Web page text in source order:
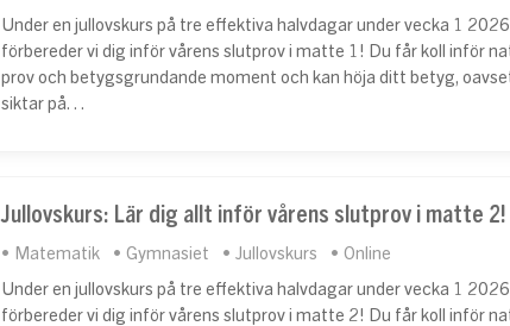
Under en jullovskurs på tre effektiva halvdagar under vecka 1 2026
förbereder vi dig inför vårens slutprov i matte 1! Du får koll inför
prov och betygsgrundande moment och kan höja ditt betyg,
siktar på…
Jullovskurs: Lär dig allt inför vårens slutprov i matte 2!
Matematik Gymnasiet Jullovskurs
Online
Under en jullovskurs på tre effektiva halvdagar under vecka 1 2026
förbereder vi dig inför vårens slutprov i matte 2! Du får koll inför